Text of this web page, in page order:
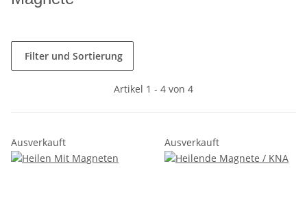
Filter und Sortierung
Artikel 1 - 4 von 4
Ausverkauft Ausverkauft